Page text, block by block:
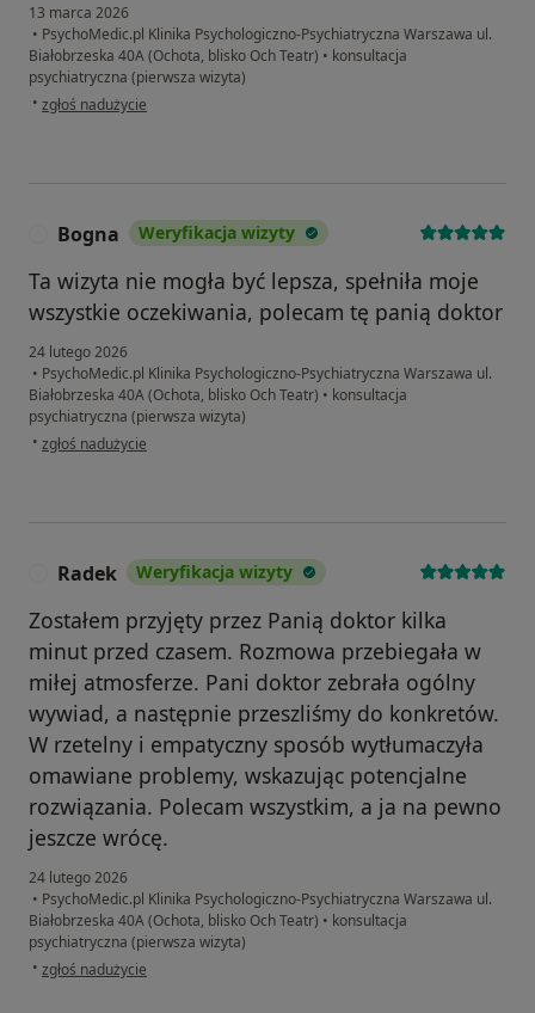
13 marca 2026
• PsychoMedic.pl Klinika Psychologiczno-Psychiatryczna Warszawa ul.
Białobrzeska 40A (Ochota, blisko Och Teatr) • konsultacja
psychiatryczna (pierwsza wizyta)
• w opinii użytkownika Kamil
zgłoś nadużycie
Bogna Weryfikacja wizyty
Ta wizyta nie mogła być lepsza, spełniła moje
wszystkie oczekiwania, polecam tę panią doktor
24 lutego 2026
• PsychoMedic.pl Klinika Psychologiczno-Psychiatryczna Warszawa ul.
Białobrzeska 40A (Ochota, blisko Och Teatr) • konsultacja
psychiatryczna (pierwsza wizyta)
• w opinii użytkownika Bogna
zgłoś nadużycie
Radek Weryfikacja wizyty
Zostałem przyjęty przez Panią doktor kilka
minut przed czasem. Rozmowa przebiegała w
miłej atmosferze. Pani doktor zebrała ogólny
wywiad, a następnie przeszliśmy do konkretów.
W rzetelny i empatyczny sposób wytłumaczyła
omawiane problemy, wskazując potencjalne
rozwiązania. Polecam wszystkim, a ja na pewno
jeszcze wrócę.
24 lutego 2026
• PsychoMedic.pl Klinika Psychologiczno-Psychiatryczna Warszawa ul.
Białobrzeska 40A (Ochota, blisko Och Teatr) • konsultacja
psychiatryczna (pierwsza wizyta)
• w opinii użytkownika Radek
zgłoś nadużycie